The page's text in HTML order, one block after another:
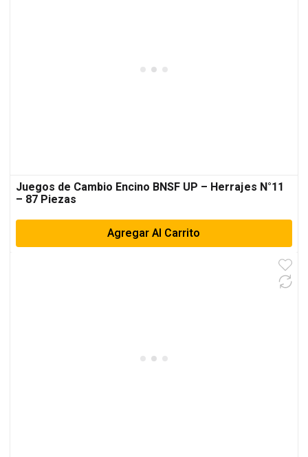
Juegos de Cambio Encino BNSF UP – Herrajes N°11
– 87 Piezas
Agregar Al Carrito